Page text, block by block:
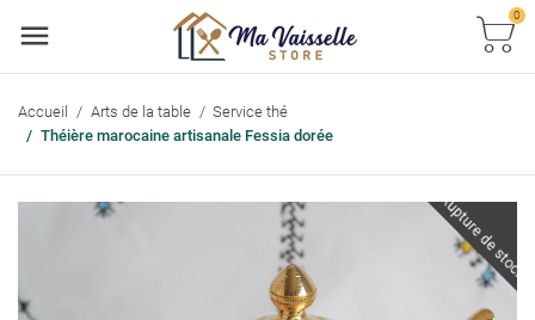
0
Accueil Arts de la table
Service thé
Théière marocaine artisanale Fessia dorée
Rupture de stock